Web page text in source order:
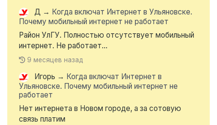
Д → Когда включат Интернет в Ульяновске.
Почему мобильный интернет не работает
Район УлГУ. Полностью отсутствует мобильный
интернет. Не работает...
9 месяцев назад
Игорь → Когда включат Интернет в
Ульяновске. Почему мобильный интернет не
работает
Нет интернета в Новом городе, а за сотовую
связь платим